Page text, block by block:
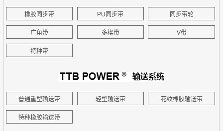
橡胶同步带 PU同步带 同步带轮
广角带 多楔带 V带
特种带
普通重型输送带 轻型输送带 花纹橡胶输送带
特种橡胶输送带